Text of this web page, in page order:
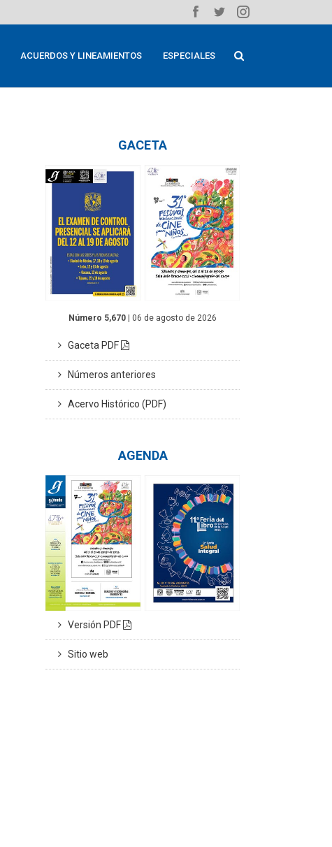
ACUERDOS Y LINEAMIENTOS ESPECIALES
GACETA
Número 5,670 | 06 de agosto de 2026
Gaceta PDF
Números anteriores
Acervo Histórico (PDF)
AGENDA
Versión PDF
Sitio web